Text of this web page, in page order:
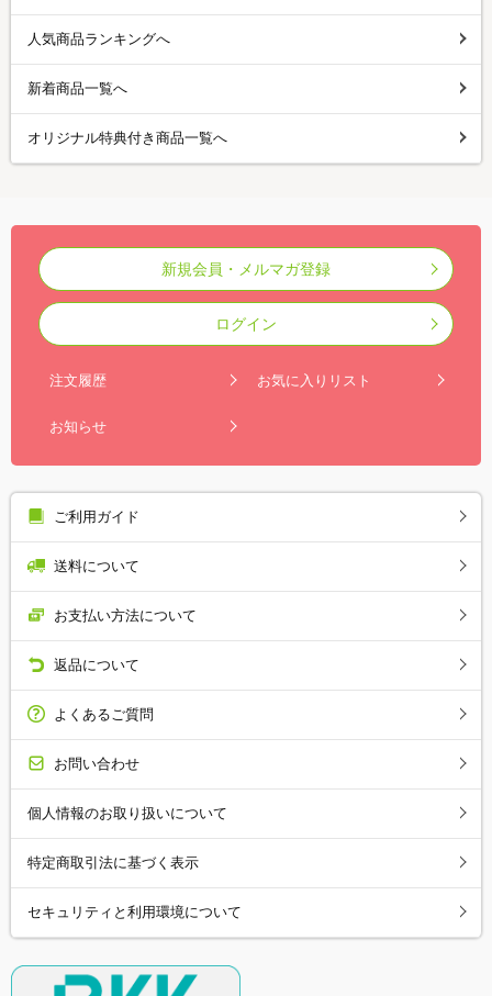
人気商品ランキングへ
新着商品一覧へ
オリジナル特典付き商品一覧へ
新規会員・メルマガ登録
ログイン
注文履歴 お気に入りリスト
お知らせ
ご利用ガイド
送料について
お支払い方法について
返品について
よくあるご質問
お問い合わせ
個人情報のお取り扱いについて
特定商取引法に基づく表示
セキュリティと利用環境について